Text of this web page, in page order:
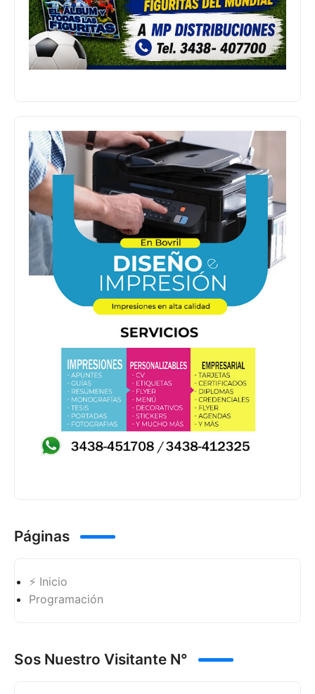
Páginas
⚡ Inicio
Programación
Sos Nuestro Visitante N°